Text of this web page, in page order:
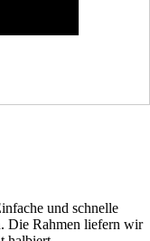
und schnelle
Die Rahmen liefern wir